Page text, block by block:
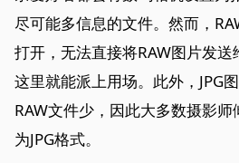
尽可能多信息的文件。然而，
打开，无法直接将RAW图片发送
这里就能派上用场。此外，JPG
RAW文件少，因此大多数摄影
为JPG格式。